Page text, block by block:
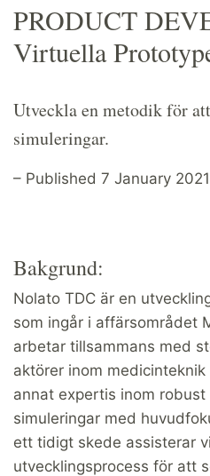
PRODUCT
Virtuella
Utveckla en metodik för
simuleringar.
– Published 7 January 2021
Bakgrund:
Nolato TDC är en
som ingår i affärsområdet
arbetar tillsammans med
aktörer inom
annat expertis inom robust
simuleringar med
ett tidigt skede assisterar
utvecklingsprocess för att